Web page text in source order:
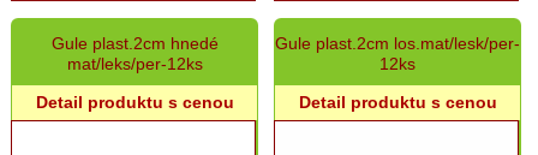
Gule plast.2cm hnedé
mat/leks/per-12ks
Detail produktu s cenou
Gule plast.2cm los.mat/lesk/per-
12ks
Detail produktu s cenou